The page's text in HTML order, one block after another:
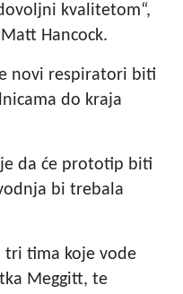
kvalitetom“,
Hancock.
novi respiratori biti
do kraja
da će prototip biti
bi trebala
tri tima koje vode
Meggitt, te